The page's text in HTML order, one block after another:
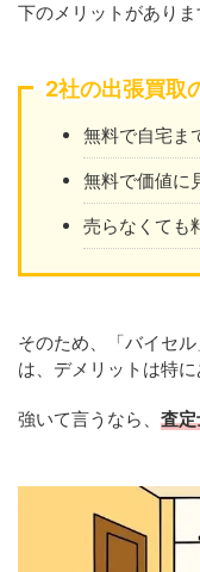
下のメリットがありま
2社の出張買取
無料で自宅ま
無料で価値に
売らなくても
そのため、「バイセ
は、デメリットは特に
強いて言うなら、 査